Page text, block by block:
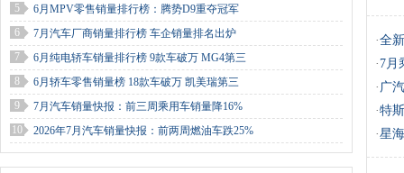
5
6月MPV零售销量排行榜：腾势D9重夺冠军
6
7月汽车厂商销量排行榜 车企销量排名出炉
7
6月纯电轿车销量排行榜 9款车破万 MG4第三
8
6月轿车零售销量榜 18款车破万 凯美瑞第三
9
7月汽车销量快报：前三周乘用车销量降16%
10
2026年7月汽车销量快报：前两周燃油车跌25%
·全
· 7月
· 广
·特
·星